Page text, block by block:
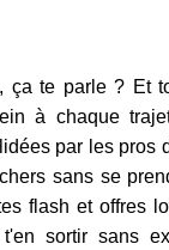
ça te parle ? Et
à chaque
par les pros
sans se
flash et offres
sortir sans